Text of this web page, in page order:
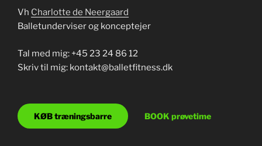
Vh Charlotte de Neergaard
Balletunderviser og konceptejer
Tal med mig: +45 23 24 86 12
Skriv til mig: kontakt@balletfitness.dk
KØB træningsbarre BOOK prøvetime